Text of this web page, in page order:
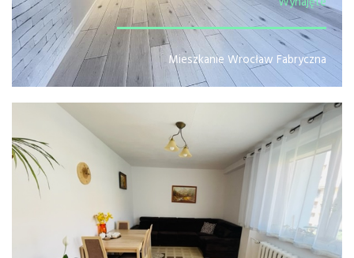
Mieszkanie Wrocław Fabryczna